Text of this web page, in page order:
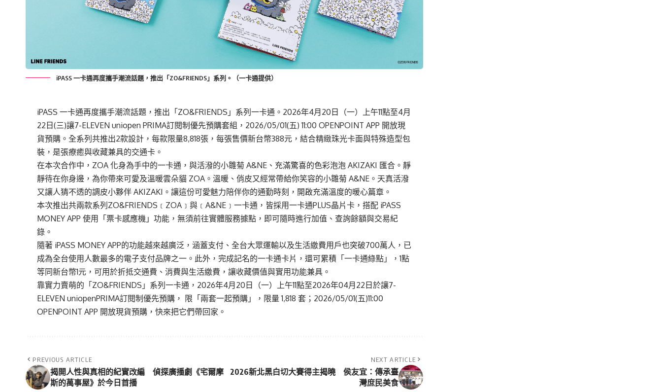
iPASS 一卡通再度攜手潮流話題，推出「ZO&FRIENDS」系列。（一卡通提供）
iPASS 一卡通再度攜手潮流話題，推出「ZO&FRIENDS」系列一卡通。2026年4月20日（一）上午11點至4月
22日(三)讓7-ELEVENuniopen PRIMA訂閱制優先預購套組 ，2026/05/01(五) 11:00 OPENPOINT APP 開放現
貨預購。全系列共推出2款設計，每款限量8,818張，每張售價新台幣388元，結合精緻珠光卡面與特殊造型包
裝，是張療癒與收藏兼具的交通卡。
在本次合作中，ZOA 化身為手中的一卡通，與活潑的小雛菊 A&NE、充滿驚喜的色彩泡泡 AKIZAKI 匯合。靜
靜待在你身邊，為你帶來可愛及溫暖雲朵貓 ZOA。溫暖、俏皮又經常帶給你笑容的小雛菊 A&NE。天真活潑
又讓人猜不透的調皮小夥伴 AKIZAKI。讓這份可愛魅力陪伴你的通勤時刻，開啟充滿溫度的暖心篇章 。
本次推出共兩款系列ZO&FRIENDS ﹝ ZOA ﹞與 ﹝A&NE ﹞一卡通，皆採用一卡通PLUS晶片卡，搭配 iPASS
MONEY APP 使用「票卡感應機」功能，無須前往實體服務據點，即可隨時進行加值、查詢餘額與交易紀
錄。
隨著 iPASS MONEY APP的功能越來越廣泛，涵蓋支付、全台大眾運輸以及生活繳費用戶也突破700萬人，已
成為全台使用人數最多的電子支付品牌之一 。 此外， 完成記名的一卡通卡片，還可累積「一卡通綠點 」，1點
等同新台幣1元，可用於折抵交通費、消費與生活繳費，讓收藏價值與實用功能兼具。
靠實力賣萌的 「ZO&FRIENDS」系列一卡通，2026年4月20日（一）上午11點至2026年04月22日於讓7-
ELEVENuniopenPRIMA訂閱制優先預購， 限「兩套一起預購」，限量 1,818 套；2026/05/01(五)11:00
OPENPOINT APP 開放現貨預購，快來把它們帶回家。
PREVIOUS ARTICLE
揭開人性與真相的紀實改編 偵探廣播劇《宅爾摩
斯的萬事屋》於今日首播
NEXT ARTICLE
2026新北黑白切大賽得主揭曉 侯友宜：傳承臺
灣庶民美食